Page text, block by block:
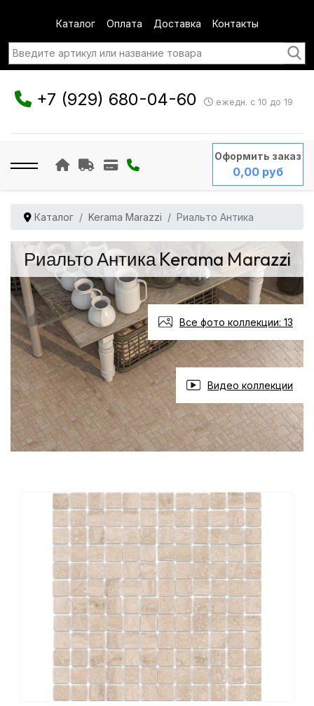
Каталог Оплата Доставка Контакты
+7 (929) 680-04-60 ежедн. с 10 до 19
Оформить заказ
0,00 руб
Каталог Kerama Marazzi Риальто Антика
Риальто Антика Kerama Marazzi
Все фото коллекции: 13
Видео коллекции